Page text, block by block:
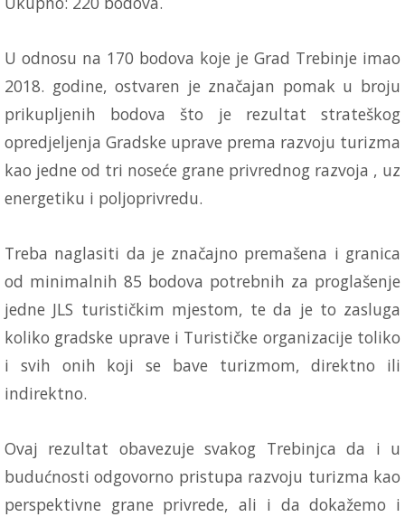
U odnosu na 170 bodova koje je Grad Trebinje imao
2018. godine, ostvaren je značajan pomak u broju
prikupljenih bodova što je rezultat strateškog
opredjeljenja Gradske uprave prema razvoju turizma
kao jedne od tri noseće grane privrednog razvoja , uz
energetiku i poljoprivredu.
Treba naglasiti da je značajno premašena i granica
od minimalnih 85 bodova potrebnih za proglašenje
jedne JLS turističkim mjestom, te da je to zasluga
koliko gradske uprave i Turističke organizacije toliko
i svih onih koji se bave turizmom, direktno ili
indirektno.
Ovaj rezultat obavezuje svakog Trebinjca da i u
budućnosti odgovorno pristupa razvoju turizma kao
perspektivne grane privrede, ali i da dokažemo i